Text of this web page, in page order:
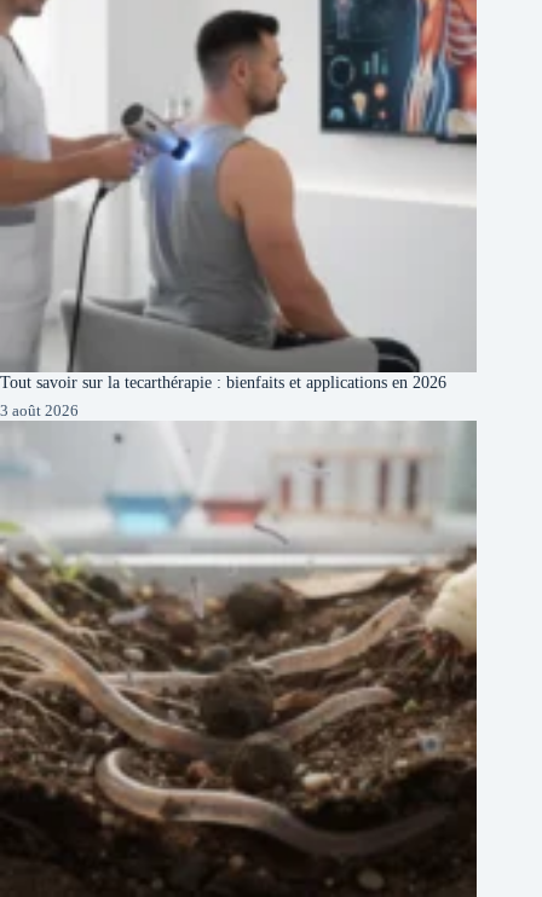
Tout savoir sur la tecarthérapie : bienfaits et applications en 2026
3 août 2026